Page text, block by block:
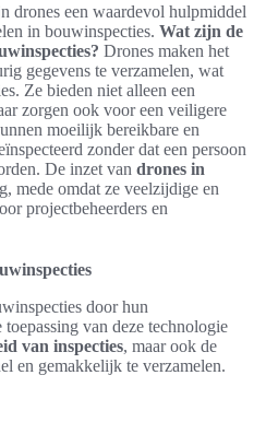
drones een waardevol hulpmiddel
in bouwinspecties. Wat zijn de
Drones maken het
gegevens te verzamelen, wat
Ze bieden niet alleen een
zorgen ook voor een veiligere
moeilijk bereikbare en
zonder dat een persoon
De inzet van drones in
mede omdat ze veelzijdige en
projectbeheerders en
door hun
van deze technologie
van inspecties, maar ook de
en gemakkelijk te verzamelen.